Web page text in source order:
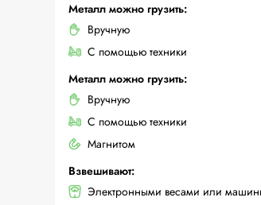
Металл можно грузить:
Вручную
С помощью техники
Металл можно грузить:
Вручную
С помощью техники
Магнитом
Взвешивают:
Электронными весами или